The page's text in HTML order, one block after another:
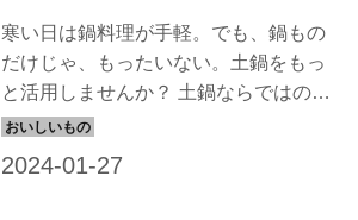
寒い日は鍋料理が手軽。でも、鍋もの
だけじゃ、もったいない。土鍋をもっ
と活用しませんか？ 土鍋ならではの簡
単でおいしいレシピを、瀬尾幸子さん